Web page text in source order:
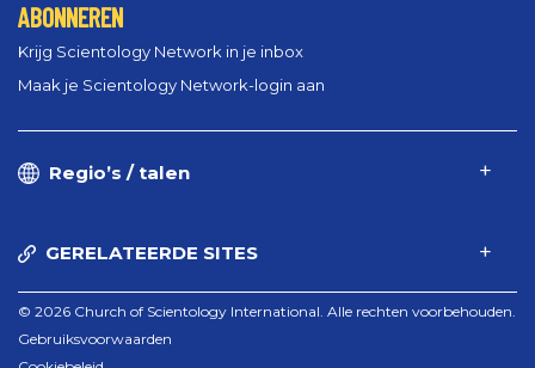
ABONNEREN
Krijg Scientology Network in je inbox
Maak je Scientology Network-login aan
Regio’s / talen
GERELATEERDE SITES
© 2026 Church of Scientology International. Alle rechten voorbehouden.
Gebruiksvoorwaarden